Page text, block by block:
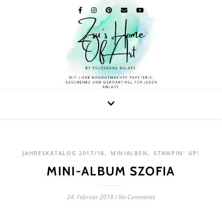
JAHRESKATALOG 2017/18 , MINIALBEN ,STAMPIN' UP!
MINI-ALBUM SZOFIA
24. Februar 2018/No Comments